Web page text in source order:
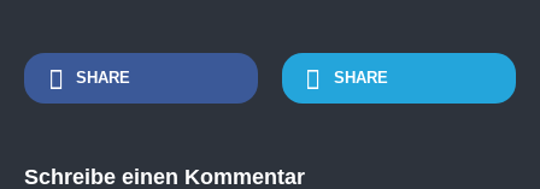
SHARE SHARE
Schreibe einen Kommentar